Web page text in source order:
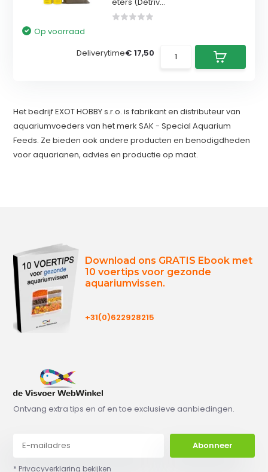
Op voorraad
Deliverytime€ 17,50
Het bedrijf EXOT HOBBY s.r.o. is fabrikant en distributeur van
aquariumvoeders van het merk SAK - Special Aquarium
Feeds. Ze bieden ook andere producten en benodigdheden
voor aquarianen, advies en productie op maat.
Download ons GRATIS Ebook met
10 voertips voor gezonde
aquariumvissen.
+31(0)622928215
Ontvang extra tips en af en toe exclusieve aanbiedingen.
Abonneer
* Privacyverklaring bekijken